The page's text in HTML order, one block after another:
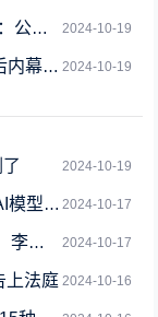
2024-10-19
影响
2024-10-19
点真相
2024-10-19
2024-10-17
次于Op
2024-10-17
万
2024-10-16
上法庭